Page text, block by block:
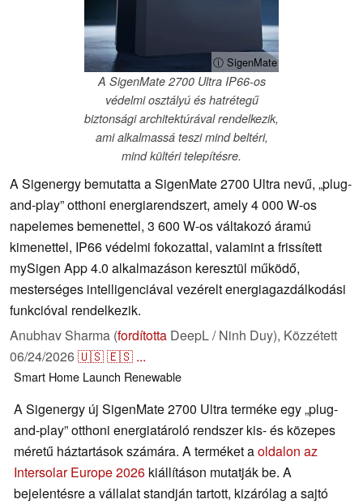
ⓘ SigenMate
A SigenMate 2700 Ultra IP66-os
védelmi osztályú és hatrétegű
biztonsági architektúrával rendelkezik,
ami alkalmassá teszi mind beltéri,
mind kültéri telepítésre.
A Sigenergy bemutatta a SigenMate 2700 Ultra nevű, „plug-
and-play” otthoni energiarendszert, amely 4 000 W-os
napelemes bemenettel, 3 600 W-os váltakozó áramú
kimenettel, IP66 védelmi fokozattal, valamint a frissített
mySigen App 4.0 alkalmazáson keresztül működő,
mesterséges intelligenciával vezérelt energiagazdálkodási
funkcióval rendelkezik.
Anubhav Sharma (fordította DeepL / Ninh Duy), Közzétett
06/24/2026🇺🇸🇪🇸 ...
Smart Home Launch Renewable
A Sigenergy új SigenMate 2700 Ultra terméke egy „plug-
and-play” otthoni energiatároló rendszer kis- és közepes
méretű háztartások számára. A terméket aoldalon az
Intersolar Europe 2026 kiállításon mutatják be. A
bejelentésre a vállalat standján tartott, kizárólag a sajtó